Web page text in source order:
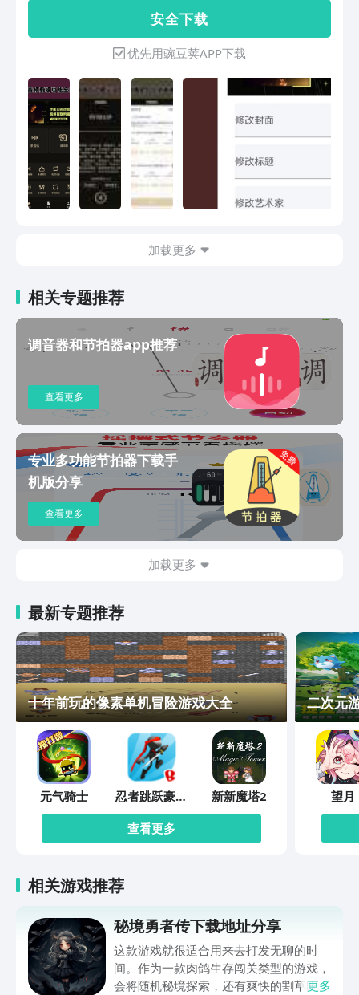
手机录音机语音备忘千万用户的明智选
择，给您不一样的体验！【功能介绍】
音频文件剪辑: 多种剪辑功能编辑音频；
录音提词器： 录音不忘词，简单操作，
方便整理； 格式转换：支持音频文件格
式互转，多种格式供您选择，超级好用！
【使用场景】 各种大小会议，一键录音
转文字，一键转会议纪要； 生意洽谈，
合作沟通，全程清晰记录，便捷整理关键
信息； 现场采访、人物访谈快人一步；
课程教学学习、来不及记的重要知识点，
安 全 下 载
优先用豌豆荚APP下载
加载更多
相关专题推荐
调音器和节拍器app推荐
查看更多
专业多功能节拍器下载手
机版分享
查看更多
加载更多
最新专题推荐
十年前玩的像素单机冒险游戏大全
元气骑士 忍者跳跃豪华
版
新新魔塔2
查看更多
二次元
望月
相关游戏推荐
秘境勇者传下载地址分享
这款游戏就很适合用来去打发无聊的时
间。作为一款肉鸽生存闯关类型的游戏，
会将随机秘境探索，还有爽快的割草闯关
更多